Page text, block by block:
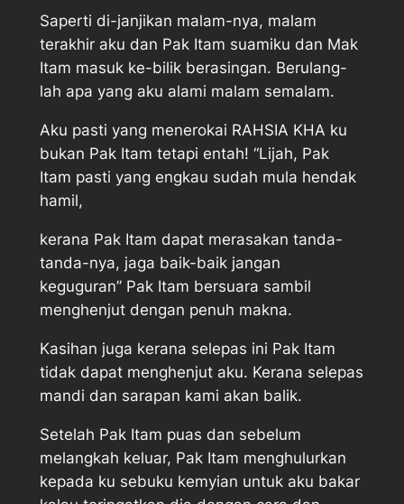
Saperti di-janjikan malam-nya, malam
terakhir aku dan Pak Itam suamiku dan Mak
Itam masuk ke-bilik berasingan. Berulang-
lah apa yang aku alami malam semalam.
Aku pasti yang menerokai RAHSIA KHA ku
bukan Pak Itam tetapi entah! “Lijah, Pak
Itam pasti yang engkau sudah mula hendak
hamil,
kerana Pak Itam dapat merasakan tanda-
tanda-nya, jaga baik-baik jangan
keguguran” Pak Itam bersuara sambil
menghenjut dengan penuh makna.
Kasihan juga kerana selepas ini Pak Itam
tidak dapat menghenjut aku. Kerana selepas
mandi dan sarapan kami akan balik.
Setelah Pak Itam puas dan sebelum
melangkah keluar, Pak Itam menghulurkan
kepada ku sebuku kemyian untuk aku bakar